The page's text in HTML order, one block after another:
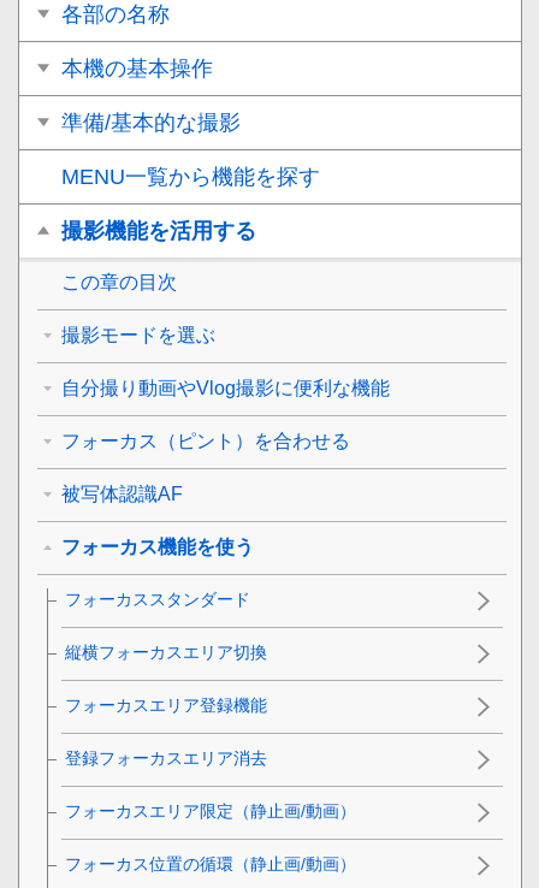
各部の名称
本機の基本操作
準備/基本的な撮影
MENU一覧から機能を探す
撮影機能を活用する
この章の目次
撮影モードを選ぶ
自分撮り動画やVlog撮影に便利な機能
フォーカス（ピント）を合わせる
被写体認識AF
フォーカス機能を使う
フォーカススタンダード
縦横フォーカスエリア切換
フォーカスエリア登録機能
登録フォーカスエリア消去
フォーカスエリア限定 （静止画/動画）
フォーカス位置の循環 （静止画/動画）